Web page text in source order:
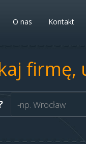
O nas Kontakt
firmę,